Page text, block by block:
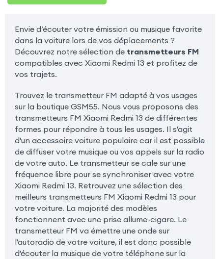
Envie d’écouter votre émission ou musique favorite
dans la voiture lors de vos déplacements ?
Découvrez notre sélection de transmetteurs FM
compatibles avec Xiaomi Redmi 13 et profitez de
vos trajets.
Trouvez le transmetteur FM adapté à vos usages
sur la boutique GSM55. Nous vous proposons des
transmetteurs FM Xiaomi Redmi 13 de différentes
formes pour répondre à tous les usages. Il s'agit
d'un accessoire voiture populaire car il est possible
de diffuser votre musique ou vos appels sur la radio
de votre auto. Le transmetteur se cale sur une
fréquence libre pour se synchroniser avec votre
Xiaomi Redmi 13. Retrouvez une sélection des
meilleurs transmetteurs FM Xiaomi Redmi 13 pour
votre voiture. La majorité des modèles
fonctionnent avec une prise allume-cigare. Le
transmetteur FM va émettre une onde sur
l'autoradio de votre voiture, il est donc possible
d'écouter la musique de votre téléphone sur la